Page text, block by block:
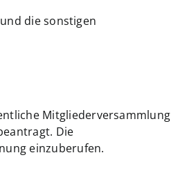
die sonstigen
Mitgliederversammlung
Die
einzuberufen.